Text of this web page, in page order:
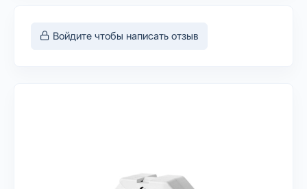
Войдите чтобы написать отзыв